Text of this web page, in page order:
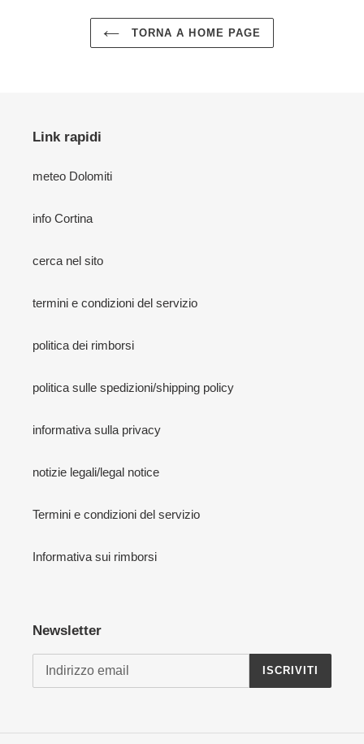
TORNA A HOME PAGE
Link rapidi
meteo Dolomiti
info Cortina
cerca nel sito
termini e condizioni del servizio
politica dei rimborsi
politica sulle spedizioni/shipping policy
informativa sulla privacy
notizie legali/legal notice
Termini e condizioni del servizio
Informativa sui rimborsi
Newsletter
ISCRIVITI